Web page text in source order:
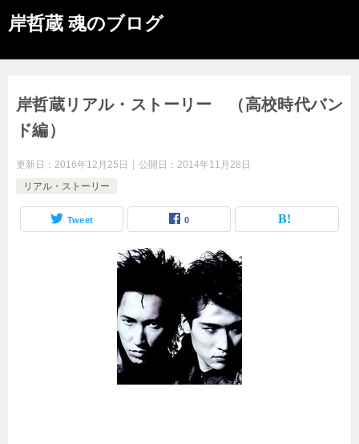
岸哲蔵 魂のブログ
岸哲蔵リアル・ストーリー （高校時代バン
ド編）
更新日： 2016年12月25日 公開日： 2014年11月28日
リアル・ストーリー
Tweet 0